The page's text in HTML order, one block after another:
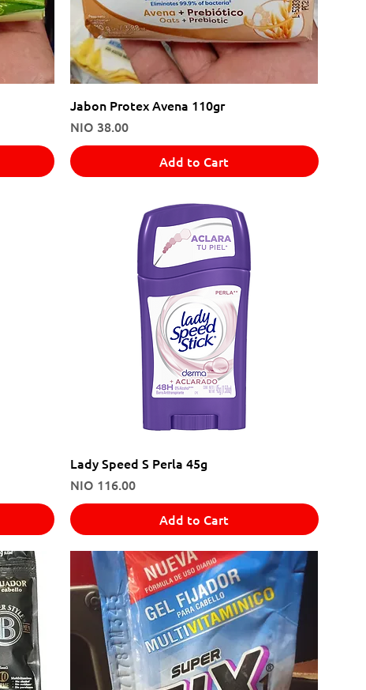
Jabon Protex Avena 110gr
Price
NIO 38.00
Add to Cart
Lady Speed S Perla 45g
Price
NIO 116.00
Add to Cart